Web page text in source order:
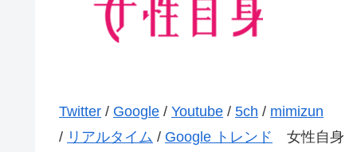
Twitter / Google / Youtube / 5ch / mimizun
/ リアルタイム / Google トレンド 女性自身